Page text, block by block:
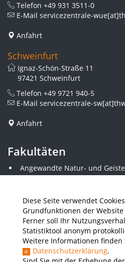
Diese Seite verwendet
Grundfunktionen der
Ferner soll Ihr
Statistiktool anonym
Weitere Informationen finden
Datenschutzerklärung.
Telefon +49 931 3511-0
E-Mail servicezentrale-
Anfahrt
Schweinfurt
Ignaz-Schön-Straße 11
97421 Schweinfurt
Telefon +49 9721 940-5
E-Mail servicezentrale-
Anfahrt
Fakultäten
Angewandte Natur- und
Angewandte
Elektrotechnik
Gestaltung
Informatik und
Kunststofftechnik und
Maschinenbau
THWS Business School
Wirtschaftsingenieurwesen